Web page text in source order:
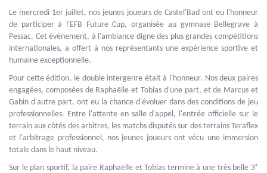
Le mercredi 1er juillet, nos jeunes joueurs de Castel'Bad ont eu l'honneur
de participer à l'EFB Future Cup, organisée au gymnase Bellegrave à
Pessac. Cet événement, à l'ambiance digne des plus grandes compétitions
internationales, a offert à nos représentants une expérience sportive et
humaine exceptionnelle.
Pour cette édition, le double intergenre était à l'honneur. Nos deux paires
engagées, composées de Raphaëlle et Tobias d'une part, et de Marcus et
Gabin d'autre part, ont eu la chance d'évoluer dans des conditions de jeu
professionnelles. Entre l'attente en salle d'appel, l'entrée officielle sur le
terrain aux côtés des arbitres, les matchs disputés sur des terrains Teraflex
et l'arbitrage professionnel, nos jeunes joueurs ont vécu une immersion
totale dans le haut niveau.
Sur le plan sportif, la paire Raphaëlle et Tobias termine à une très belle 3ᵉ